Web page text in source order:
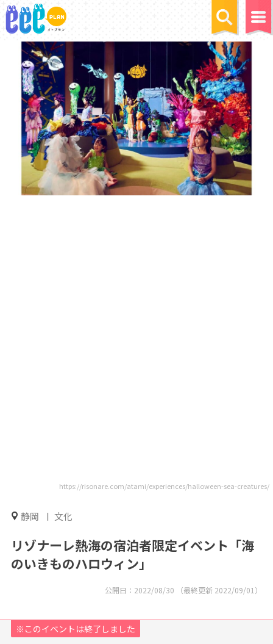
https://risonare.com/atami/experiences/halloween-sea-creatures/
静岡 文化
リゾナーレ熱海の宿泊者限定イベント「海
のいきものハロウィン」
公開日： 2022/08/30 （最終更新 2022/09/01 ）
※このイベントは終了しました